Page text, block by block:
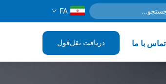
FA
تماس با ما دریافت نقل‌قول